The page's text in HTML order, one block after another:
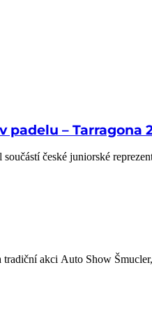
padelu – Tarragona
české juniorské
akci Auto Show